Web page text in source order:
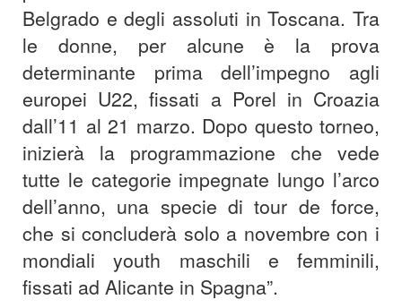
Belgrado e degli assoluti in Toscana. Tra
le donne, per alcune è la prova
determinante prima dell’impegno agli
europei U22, fissati a Porel in Croazia
dall’11 al 21 marzo. Dopo questo torneo,
inizierà la programmazione che vede
tutte le categorie impegnate lungo l’arco
dell’anno, una specie di tour de force,
che si concluderà solo a novembre con i
mondiali youth maschili e femminili,
fissati ad Alicante in Spagna”.